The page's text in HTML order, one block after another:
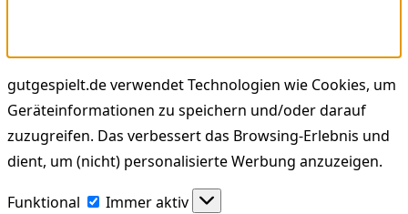
gutgespielt.de verwendet Technologien wie Cookies, um
Geräteinformationen zu speichern und/oder darauf
zuzugreifen. Das verbessert das Browsing-Erlebnis und
dient, um (nicht) personalisierte Werbung anzuzeigen.
Funktional Funktional
Immer aktiv